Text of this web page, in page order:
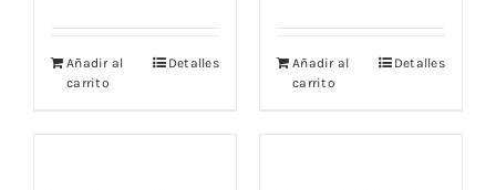
Añadir al
carrito
Detalles
Añadir al
carrito
Detalles